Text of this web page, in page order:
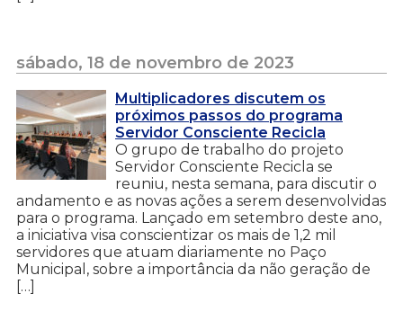
sábado, 18 de novembro de 2023
Multiplicadores discutem os
próximos passos do programa
Servidor Consciente Recicla
O grupo de trabalho do projeto
Servidor Consciente Recicla se
reuniu, nesta semana, para discutir o
andamento e as novas ações a serem desenvolvidas
para o programa. Lançado em setembro deste ano,
a iniciativa visa conscientizar os mais de 1,2 mil
servidores que atuam diariamente no Paço
Municipal, sobre a importância da não geração de
[…]